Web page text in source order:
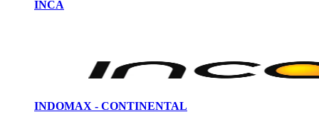
INCA
INDOMAX - CONTINENTAL